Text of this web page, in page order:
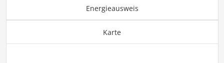
Energieausweis
Karte